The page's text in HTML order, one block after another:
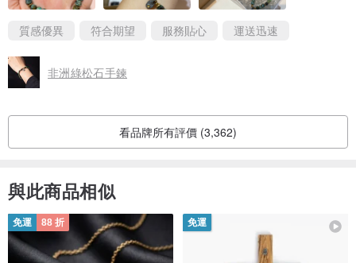
包裝也非常用心，厚紙板的木盒，裡面有裝著手鏈的粉紅色小盒
子、淨化用的一包消磁石、還有一小包繩子，如果手鍊斷掉我還可
一直以來沒有特別喜歡礦石或手鏈，但是一看到綠松石就傾心不
已，喜歡顆粒比較大一點（6mm左右）又有粗獷、礦石稜角明顯的
到並不那麼喜歡怎麼辦，直到打開的當下，親眼看到拿在手上的感
質感優異 符合期望 服務貼心 運送迅速
非洲綠松石手鍊
看品牌所有評價 (3,362)
與此商品相似
免運 88 折 免運